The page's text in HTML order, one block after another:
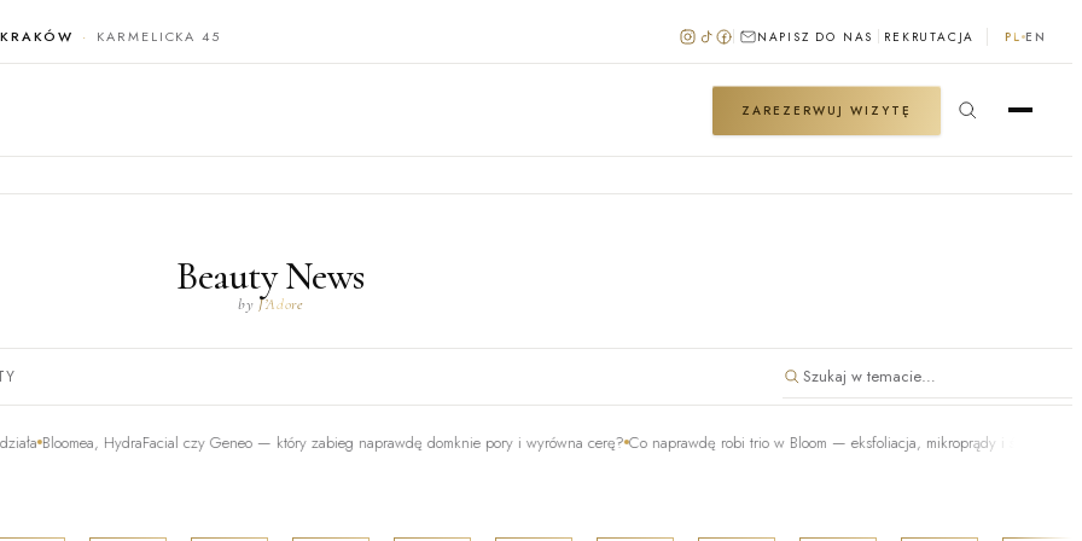
KRAKÓW KARMELICKA 45 NAPISZ DO NAS REKRUTACJA PL EN
ZAREZERWUJ WIZYTĘ
Beauty News
by J’Adore
HydraFacial czy Geneo — który zabieg naprawdę domknie pory i wyrówna cerę? Co naprawdę robi trio w Bloom — eksfoliacja, mikroprądy i światło Czy